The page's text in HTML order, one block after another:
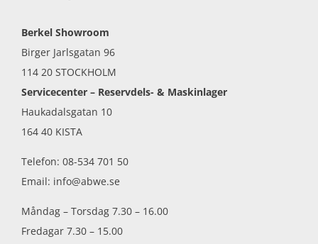
Berkel Showroom
Birger Jarlsgatan 96
114 20 STOCKHOLM
Servicecenter – Reservdels- & Maskinlager
Haukadalsgatan 10
164 40 KISTA
Telefon: 08-534 701 50
Email: info@abwe.se
Måndag – Torsdag 7.30 – 16.00
Fredagar 7.30 – 15.00